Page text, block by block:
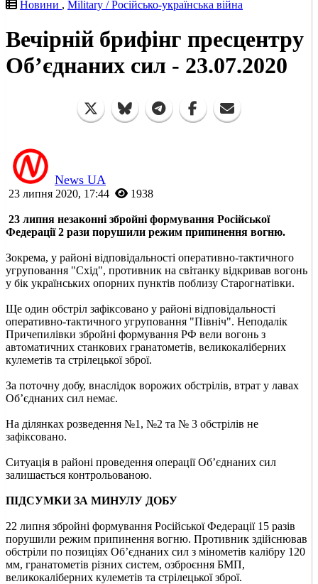
Новини , Military / Російсько-українська війна
Вечірній брифінг пресцентру
Об’єднаних сил - 23.07.2020
News UA
23 липня 2020, 17:44 1938
23 липня незаконні збройні формування Російської
Федерації 2 рази порушили режим припинення вогню.
Зокрема, у районі відповідальності оперативно-тактичного
угруповання "Схід", противник на світанку відкривав вогонь
у бік українських опорних пунктів поблизу Старогнатівки.
Ще один обстріл зафіксовано у районі відповідальності
оперативно-тактичного угруповання "Північ". Неподалік
Причепилівки збройні формування РФ вели вогонь з
автоматичних станкових гранатометів, великокаліберних
кулеметів та стрілецької зброї.
За поточну добу, внаслідок ворожих обстрілів, втрат у лавах
Об’єднаних сил немає.
На ділянках розведення №1, №2 та № 3 обстрілів не
зафіксовано.
Ситуація в районі проведення операції Об’єднаних сил
залишається контрольованою.
ПІДСУМКИ ЗА МИНУЛУ ДОБУ
22 липня збройні формування Російської Федерації 15 разів
порушили режим припинення вогню. Противник здійснював
обстріли по позиціях Об’єднаних сил з мінометів калібру 120
мм, гранатометів різних систем, озброєння БМП,
великокаліберних кулеметів та стрілецької зброї.